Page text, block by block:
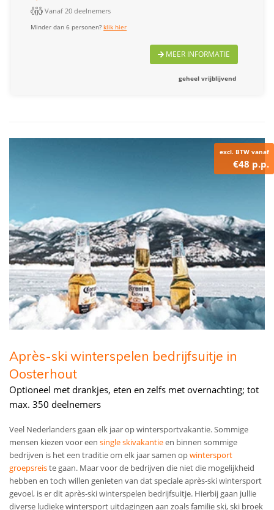
Vanaf 20 deelnemers
Minder dan 6 personen?klik hier
MEER INFORMATIE
geheel vrijblijvend
excl. BTW vanaf
€48 p.p.
Après-ski winterspelen bedrijfsuitje in
Oosterhout
Optioneel met drankjes, eten en zelfs met overnachting; tot
max. 350 deelnemers
Veel Nederlanders gaan elk jaar op wintersportvakantie. Sommige
mensen kiezen voor een single skivakantieen binnen sommige
bedrijven is het een traditie om elk jaar samen opwintersport
groepsreiste gaan. Maar voor de bedrijven die niet die mogelijkheid
hebben en toch willen genieten van dat speciale après-ski wintersport
gevoel, is er dit après-ski winterspelen bedrijfsuitje. Hierbij gaan jullie
diverse ludieke wintersport uitdagingen aan zoals familie ski, ski broek